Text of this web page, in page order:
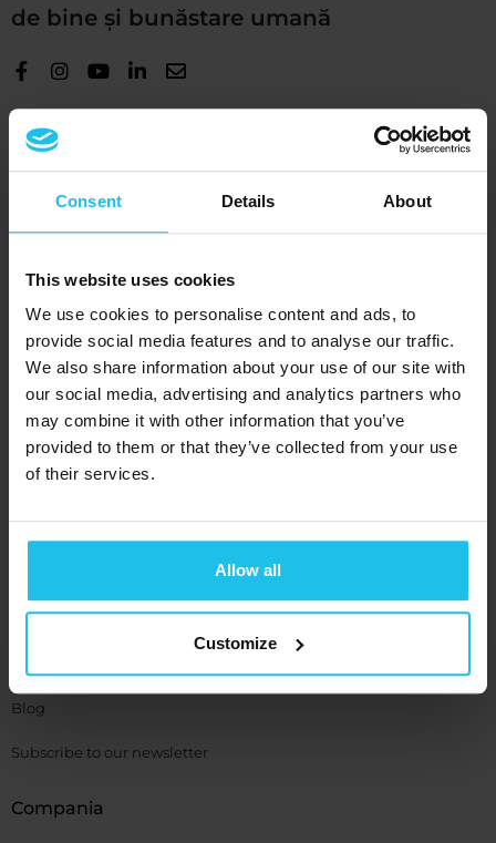
Consent Details About
This website uses cookies
We use cookies to personalise content and ads, to
provide social media features and to analyse our traffic.
We also share information about your use of our site with
our social media, advertising and analytics partners who
may combine it with other information that you’ve
provided to them or that they’ve collected from your use
of their services.
Allow all
Customize
de bine și bunăstare umană
+1 (989) 681-1063
Aparate
SCIO
EDUCTOR
Resurse
Academia
Blog
Subscribe to our newsletter
Compania